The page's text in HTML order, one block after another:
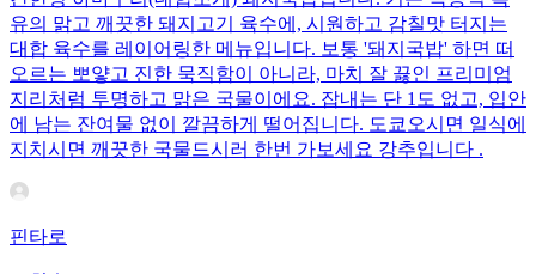
유의 맑고 깨끗한 돼지고기 육수에, 시원하고 감칠맛 터지는
대합 육수를 레이어링한 메뉴입니다. 보통 '돼지국밥' 하면 떠
오르는 뽀얗고 진한 묵직함이 아니라, 마치 잘 끓인 프리미엄
지리처럼 투명하고 맑은 국물이에요. 잡내는 단 1도 없고, 입안
에 남는 잔여물 없이 깔끔하게 떨어집니다. 도쿄오시면 일식에
지치시면 깨끗한 국물드시러 한번 가보세요 강추입니다 .
핀타로